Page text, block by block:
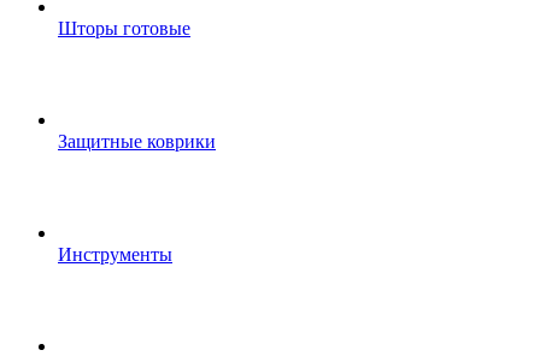
Шторы готовые
Защитные коврики
Инструменты